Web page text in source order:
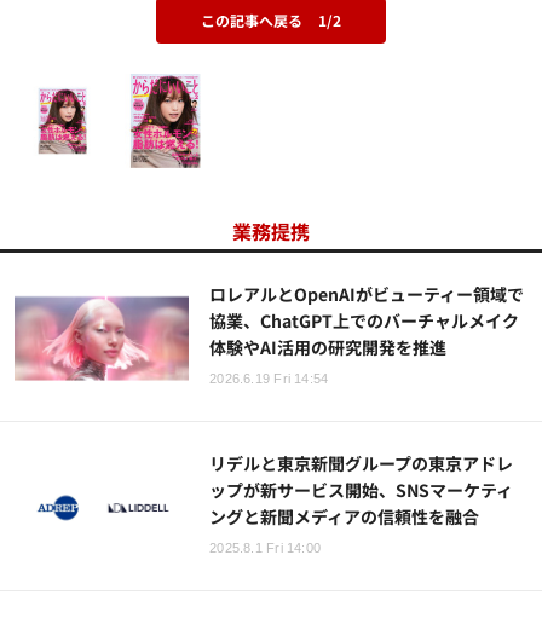
この記事へ戻る 1/2
業務提携
ロレアルとOpenAIがビューティー領域で
協業、ChatGPT上でのバーチャルメイク
体験やAI活用の研究開発を推進
2026.6.19 Fri 14:54
リデルと東京新聞グループの東京アドレ
ップが新サービス開始、SNSマーケティ
ングと新聞メディアの信頼性を融合
2025.8.1 Fri 14:00